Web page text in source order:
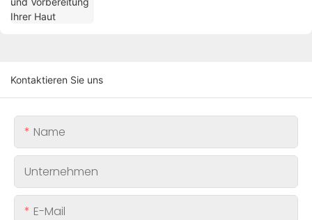
Kontaktieren Sie uns
Name
Unternehmen
E-Mail